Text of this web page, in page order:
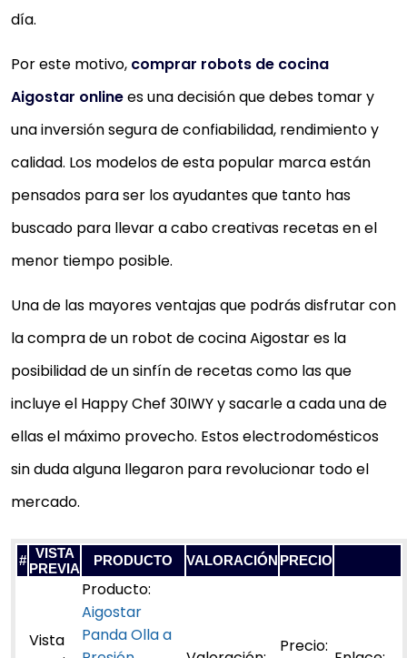
día.
Por este motivo, comprar robots de cocina
Aigostar onlinees una decisión que debes tomar y
una inversión segura de confiabilidad, rendimiento y
calidad. Los modelos de esta popular marca están
pensados para ser los ayudantes que tanto has
buscado para llevar a cabo creativas recetas en el
menor tiempo posible.
Una de las mayores ventajas que podrás disfrutar con
la compra de un robot de cocina Aigostar es la
posibilidad de un sinfín de recetas como las que
incluye el Happy Chef 30IWY y sacarle a cada una de
ellas el máximo provecho. Estos electrodomésticos
sin duda alguna llegaron para revolucionar todo el
mercado.
#
VISTA
PREVIA
PRODUCTO VALORACIÓN PRECIO
Aigostar
Panda Olla a